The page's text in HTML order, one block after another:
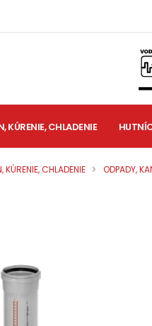
KÚRENIE, CHLADENIE
KÚRENIE, CHLADENIE ODPADY,